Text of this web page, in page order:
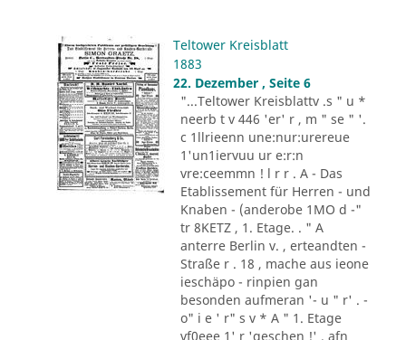
Teltower Kreisblatt
1883
22. Dezember , Seite 6
"...Teltower Kreisblattv .s " u *
neerb t v 446 'er' r , m " se " '.
c 1llrieenn une:nur:urereue
1'un1iervuu ur e:r:n
vre:ceemmn ! l r r . A - Das
Etablissement für Herren - und
Knaben - (anderobe 1MO d -"
tr 8KETZ , 1. Etage. . " A
anterre Berlin v. , erteandten -
Straße r . 18 , mache aus ieone
ieschäpo - rinpien gan
besonden aufmeran '- u " r' . -
o" i e ' r" s v * A " 1. Etage
vf0eee 1' r 'geschen !' . afn